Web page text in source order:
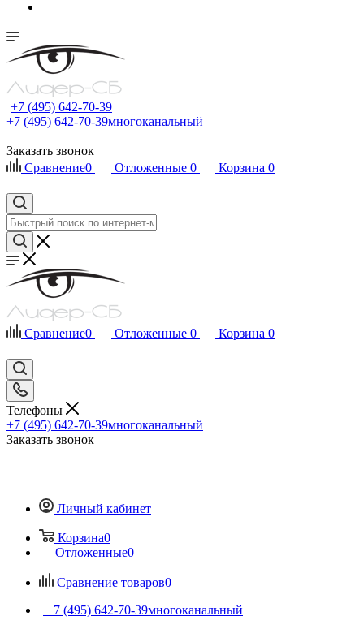
+7 (495) 642-70-39
+7 (495) 642-70-39многоканальный
Заказать звонок
Сравнение0 Отложенные 0 Корзина 0
Сравнение0 Отложенные 0 Корзина 0
Телефоны
+7 (495) 642-70-39многоканальный
Заказать звонок
Личный кабинет
Корзина0
Отложенные0
Сравнение товаров0
+7 (495) 642-70-39многоканальный